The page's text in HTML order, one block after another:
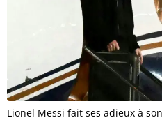
Lionel Messi fait ses adieux à